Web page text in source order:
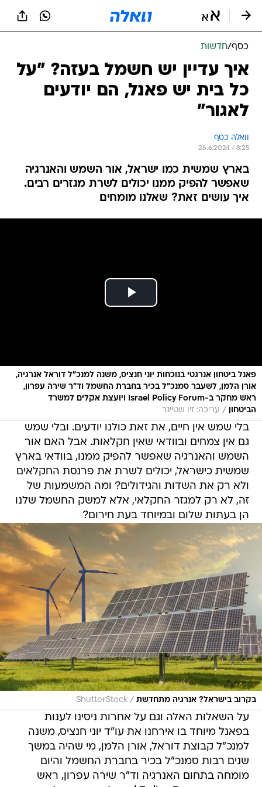
כסף/חדשות
איך עדיין יש חשמל בעזה? "על
כל בית יש פאנל, הם יודעים
לאגור"
וואלה כסף
26.6.2024 / 8:25
בארץ שמשית כמו ישראל, אור השמש והאנרגיה
שאפשר להפיק ממנו יכולים לשרת מגזרים רבים.
איך עושים זאת? שאלנו מומחים
פאנל ביטחון אנרגטי בנוכחות יוני חנציס, משנה למנכ״ל דוראל אנרגיה,
אורן הלמן, לשעבר סמנכ"ל בכיר בחברת החשמל וד"ר שירה עפרון,
ראש מחקר ב-Israel Policy Forum ויועצת אקלים למשרד
הביטחון
/ עריכה: זיו שטיינר
בלי שמש אין חיים, את זאת כולנו יודעים. ובלי שמש
גם אין צמחים ובוודאי שאין חקלאות. אבל האם אור
השמש והאנרגיה שאפשר להפיק ממנו, בוודאי בארץ
שמשית כישראל, יכולים לשרת את פרנסת החקלאים
ולא רק את השדות והגידולים? ומה המשמעות של
זה, לא רק למגזר החקלאי, אלא למשק החשמל שלנו
הן בעתות שלום ובמיוחד בעת חירום?
בקרוב בישראל? אנרגיה מתחדשת /
ShutterStock
על השאלות האלה וגם על אחרות ניסינו לענות
בפאנל מיוחד בו אירחנו את עו"ד יוני חנציס, משנה
למנכ"ל קבוצת דוראל, אורן הלמן, מי שהיה במשך
שנים רבות סמנכ"ל בכיר בחברת החשמל והיום
מומחה בתחום האנרגיה וד"ר שירה עפרון, ראש